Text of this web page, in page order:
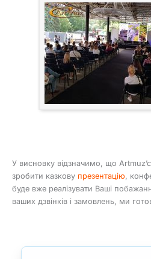
У висновку відзначимо, що
зробити казкову презентацію,
буде вже реалізувати Ваші
ваших дзвінків і замовлень, ми